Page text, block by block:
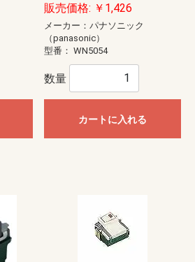
販売価格: ￥1,426
メーカー：パナソニック
（panasonic）
型番： WN5054
数量
カートに入れる